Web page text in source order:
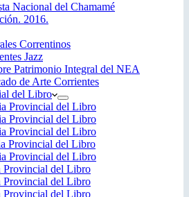
Nacional del Chamamé
2016.
Correntinos
Jazz
Patrimonio Integral del NEA
de Arte Corrientes
del Libro
Provincial del Libro
Provincial del Libro
Provincial del Libro
Provincial del Libro
Provincial del Libro
Provincial del Libro
Provincial del Libro
Provincial del Libro